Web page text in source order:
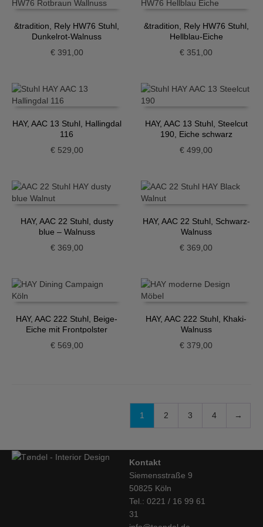
&tradition, Rely HW76 Stuhl,
Dunkelrot-Walnuss
€391,00
&tradition, Rely HW76 Stuhl,
Hellblau-Eiche
€ 351,00
HAY, AAC 13 Stuhl, Hallingdal
116
€529,00
HAY, AAC 13 Stuhl, Steelcut
190, Eiche schwarz
€ 499,00
HAY, AAC 22 Stuhl, dusty
blue – Walnuss
€369,00
HAY, AAC 22 Stuhl, Schwarz-
Walnuss
€ 369,00
HAY, AAC 222 Stuhl, Beige-
Eiche mit Frontpolster
€569,00
HAY, AAC 222 Stuhl, Khaki-
Walnuss
€ 379,00
1 2 3 4 →
Kontakt
Siemensstraße 9
50825 Köln
Tel.: 0221 / 16 99 61
31